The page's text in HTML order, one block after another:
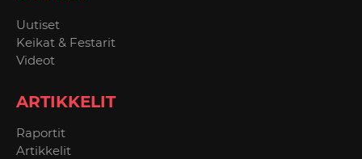
Uutiset
Keikat & Festarit
Videot
ARTIKKELIT
Raportit
Artikkelit